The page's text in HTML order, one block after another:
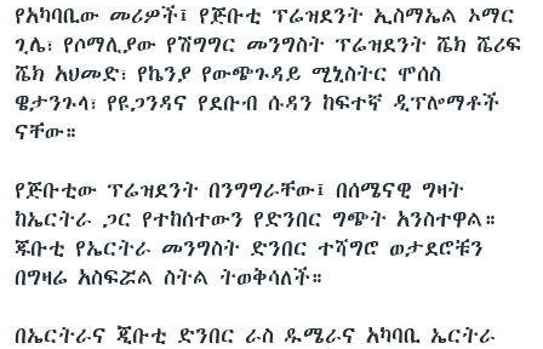
የአካባቢው መሪዎች፤ የጅቡቲ ፕሬዝደንት ኢስማኤል ኦማር
ጊሌ፣ የሶማሊያው የሽግግር መንግስት ፕሬዝደንት ሼክ ሼሪፍ
ሼክ አህመድ፣ የኬንያ የውጭጉዳይ ሚኒስትር ሞሰስ
ዌታንጉላ፣ የዩጋንዳና የደቡብ ሱዳን ከፍተኛ ዲፕሎማቶች
ናቸው።
የጅቡቲው ፕሬዝደንት በንግግራቸው፤ በሰሜናዊ ግዛት
ከኤርትራ ጋር የተከሰተውን የድንበር ግጭት አንስተዋል።
ጁቡቲ የኤርትራ መንግስት ድንበር ተሻግሮ ወታደሮቹን
በግዛሬ አስፍሯል ስትል ትወቅሳለች።
በኤርትራና ጂቡቲ ድንበር ራስ ዱሜራና አካባቢ ኤርትራ